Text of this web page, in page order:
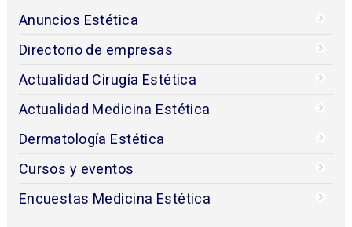
Anuncios Estética
Directorio de empresas
Actualidad Cirugía Estética
Actualidad Medicina Estética
Dermatología Estética
Cursos y eventos
Encuestas Medicina Estética